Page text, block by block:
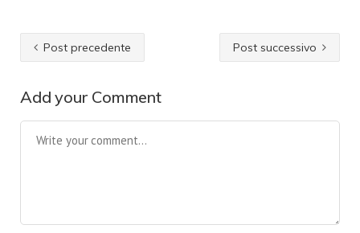
Post precedente Post successivo
Add your Comment